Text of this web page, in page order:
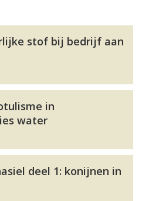
stof bij bedrijf aan
in
water
deel 1: konijnen in